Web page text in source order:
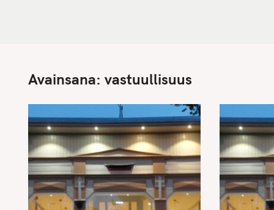
Avainsana: vastuullisuus